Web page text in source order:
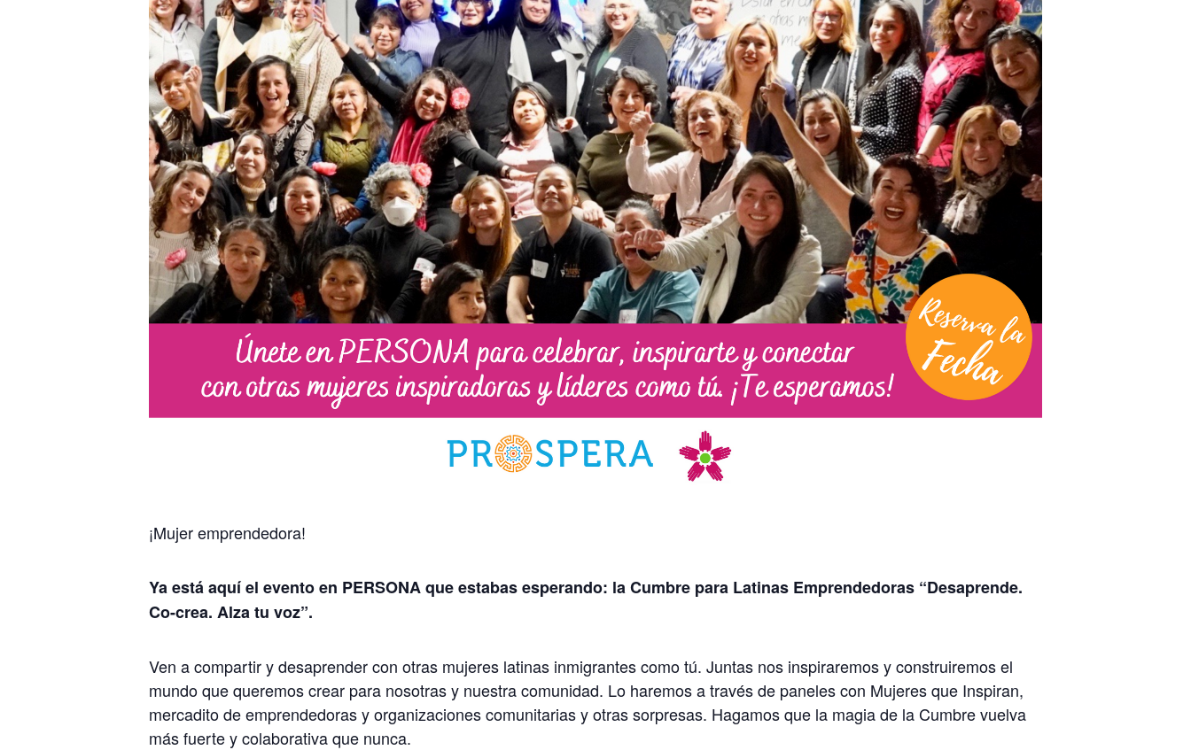
¡Mujer emprendedora!
Ya está aquí el evento en PERSONA que estabas esperando: la Cumbre para Latinas Emprendedoras “Desaprende.
Co-crea. Alza tu voz”.
Ven a compartir y desaprender con otras mujeres latinas inmigrantes como tú. Juntas nos inspiraremos y construiremos el
mundo que queremos crear para nosotras y nuestra comunidad. Lo haremos a través de paneles con Mujeres que Inspiran,
mercadito de emprendedoras y organizaciones comunitarias y otras sorpresas. Hagamos que la magia de la Cumbre vuelva
más fuerte y colaborativa que nunca.